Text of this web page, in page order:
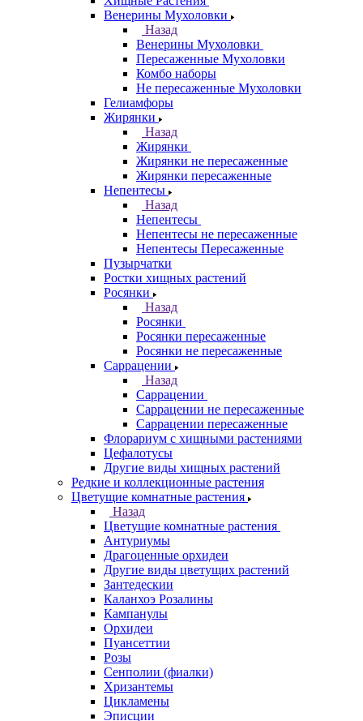
Венерины Мухоловки
Назад
Венерины Мухоловки
Пересаженные Мухоловки
Комбо наборы
Не пересаженные Мухоловки
Гелиамфоры
Жирянки
Назад
Жирянки
Жирянки не пересаженные
Жирянки пересаженные
Непентесы
Назад
Непентесы
Непентесы не пересаженные
Непентесы Пересаженные
Пузырчатки
Ростки хищных растений
Росянки
Назад
Росянки
Росянки пересаженные
Росянки не пересаженные
Саррацении
Назад
Саррацении
Саррацении не пересаженные
Саррацении пересаженные
Флорариум с хищными растениями
Цефалотусы
Другие виды хищных растений
Редкие и коллекционные растения
Цветущие комнатные растения
Назад
Цветущие комнатные растения
Антуриумы
Драгоценные орхидеи
Другие виды цветущих растений
Зантедескии
Каланхоэ Розалины
Кампанулы
Орхидеи
Пуансеттии
Розы
Сенполии (фиалки)
Хризантемы
Цикламены
Эписции